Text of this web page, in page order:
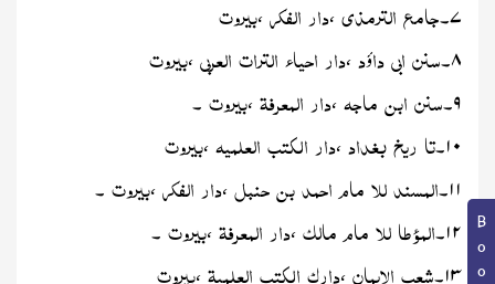
۷۔جامعالترمذی،دارالفکر،بیروت
۸۔سننابیداؤد،داراحیاءالتراتالعربی،بیروت
۹۔سننابنماجہ،دارالمعرفۃ،بیروت ۔
۱۰۔تا ریخبغداد،دارالکتبالعلمیہ،بیروت
۱۱۔المسندللاماماحمدبنحنبل،دارالفکر،بیروت ۔
۱۲۔المؤطاللاماممالک،دارالمعرفۃ،بیروت ۔
۱۳۔شعبالایمان،دارکالکتبالعلمیۃ،بیروت